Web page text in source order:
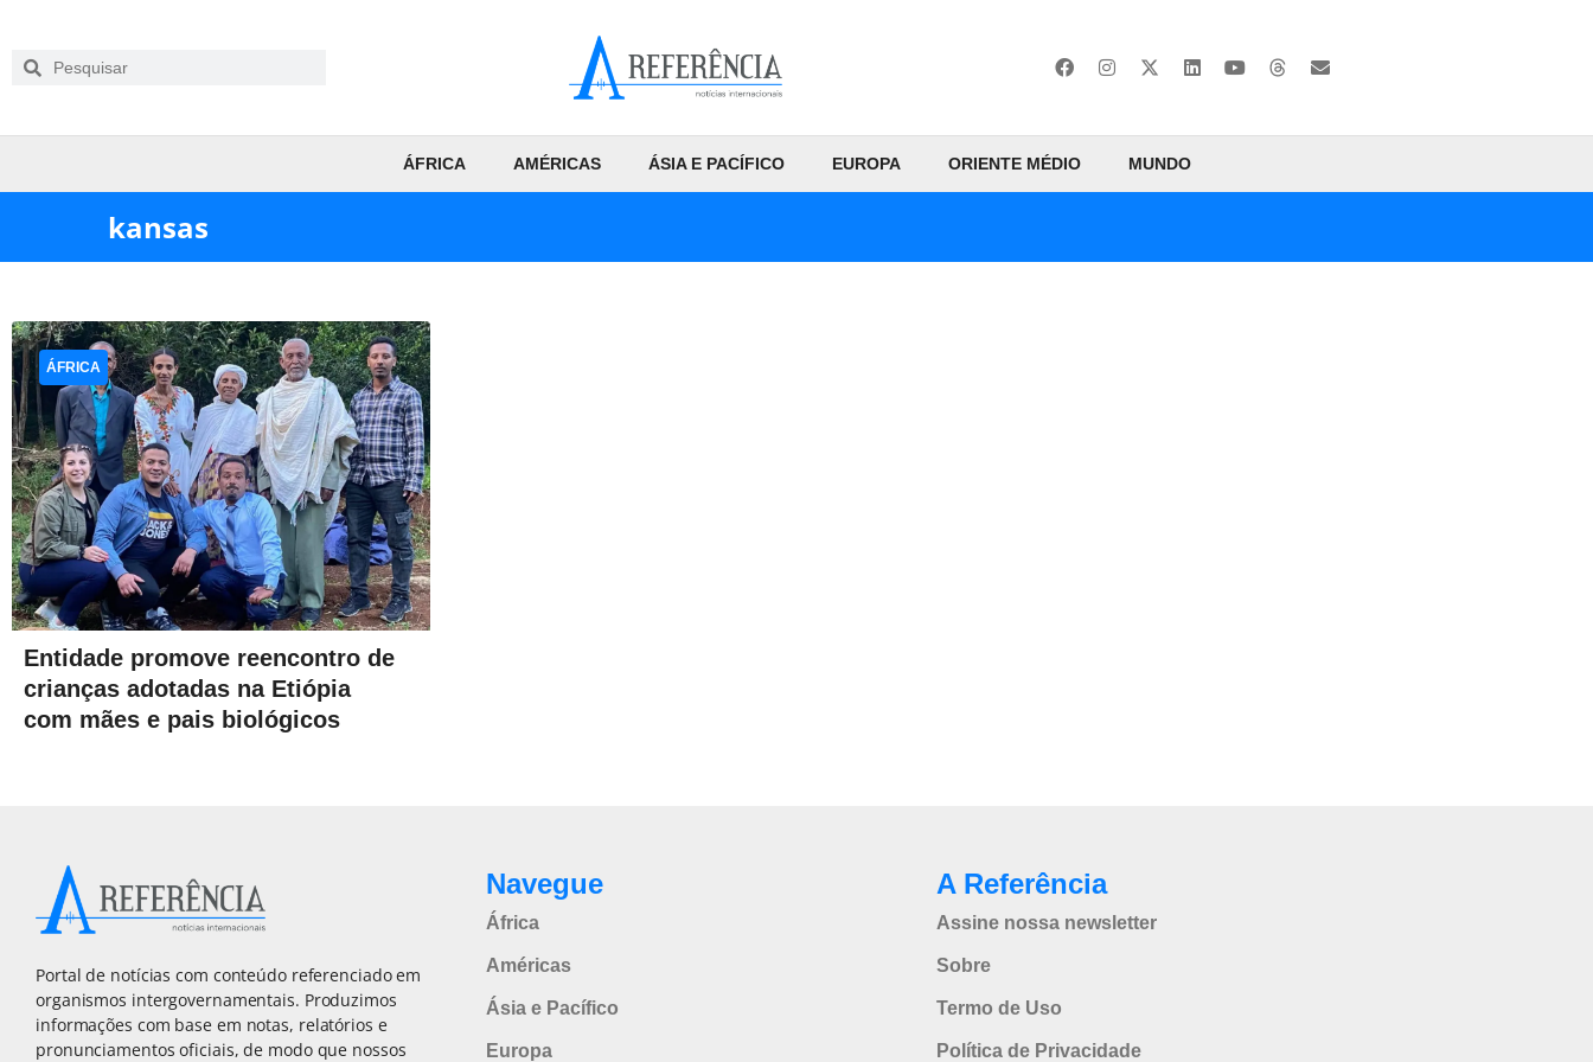
ÁFRICA AMÉRICAS ÁSIA E PACÍFICO EUROPA ORIENTE MÉDIO MUNDO
kansas
Entidade promove reencontro de
crianças adotadas na Etiópia
com mães e pais biológicos
ÁFRICA
Portal de notícias com conteúdo referenciado em
organismos intergovernamentais. Produzimos
informações com base em notas, relatórios e
pronunciamentos oficiais, de modo que nossos
Navegue
África
Américas
Ásia e Pacífico
Europa
A Referência
Assine nossa newsletter
Sobre
Termo de Uso
Política de Privacidade